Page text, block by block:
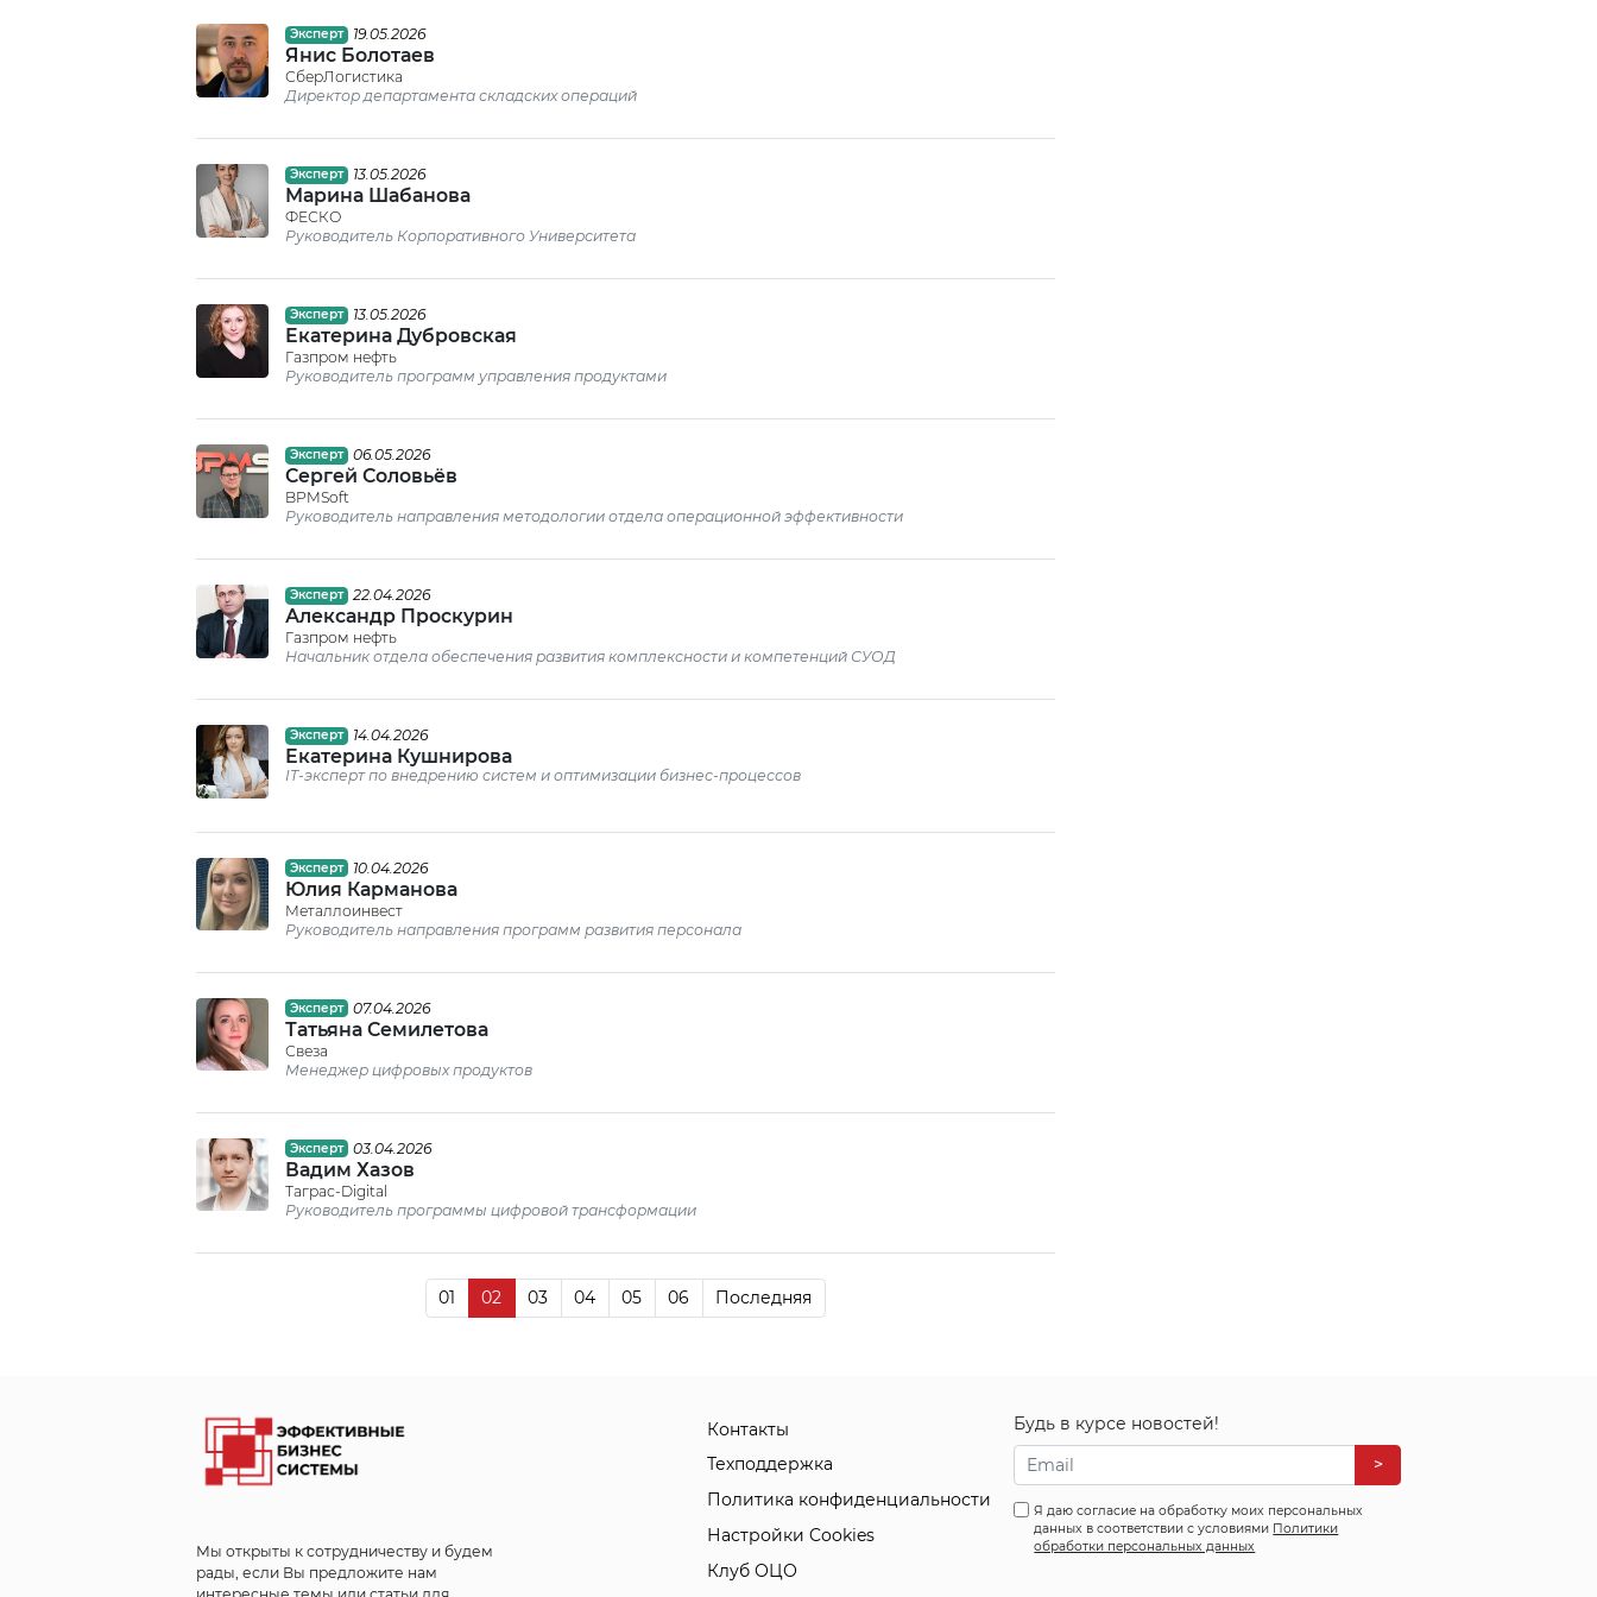
Эксперт 19.05.2026
Янис Болотаев
СберЛогистика
Директор департамента складских операций
Эксперт 13.05.2026
Марина Шабанова
ФЕСКО
Руководитель Корпоративного Университета
Эксперт 13.05.2026
Екатерина Дубровская
Газпром нефть
Руководитель программ управления продуктами
Эксперт 06.05.2026
Сергей Соловьёв
BPMSoft
Руководитель направления методологии отдела операционной эффективности
Эксперт 22.04.2026
Александр Проскурин
Газпром нефть
Начальник отдела обеспечения развития комплексности и компетенций СУОД
Эксперт 14.04.2026
Екатерина Кушнирова
IT-эксперт по внедрению систем и оптимизации бизнес-процессов
Эксперт 10.04.2026
Юлия Карманова
Металлоинвест
Руководитель направления программ развития персонала
Эксперт 07.04.2026
Татьяна Семилетова
Свеза
Менеджер цифровых продуктов
Эксперт 03.04.2026
Вадим Хазов
Таграс-Digital
Руководитель программы цифровой трансформации
01 02 03 04 05 06 Последняя
Мы открыты к сотрудничеству и будем
рады, если Вы предложите нам
Контакты
Техподдержка
Политика конфиденциальности
Настройки Cookies
Клуб ОЦО
Будь в курсе новостей!
>
Я даю согласие на обработку моих персональных
данных в соответствии с условиями Политики
обработки персональных данных